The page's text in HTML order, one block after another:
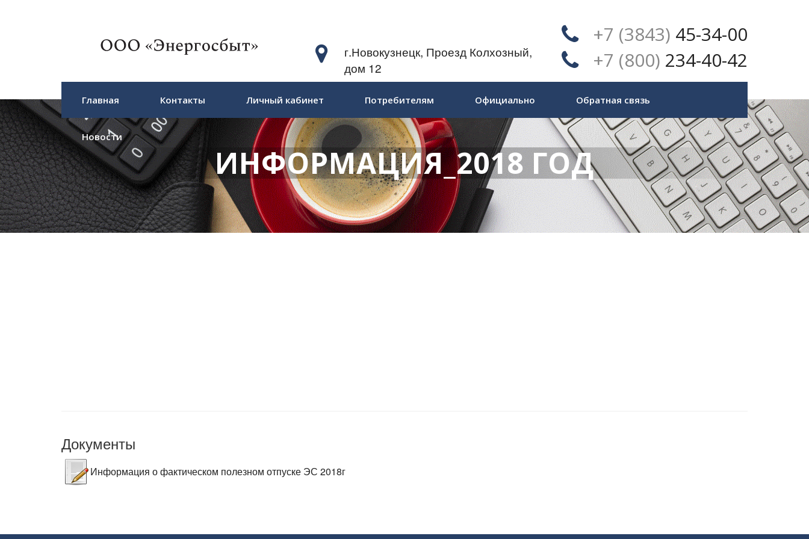
г.Новокузнецк, Проезд Колхозный,
дом 12
+7 (3843) 45-34-00
+7 (800) 234-40-42
Главная Контакты Личный кабинет Потребителям Официально Обратная связь
Новости
ИНФОРМАЦИЯ_2018 ГОД
Документы
Информация о фактическом полезном отпуске ЭС 2018г